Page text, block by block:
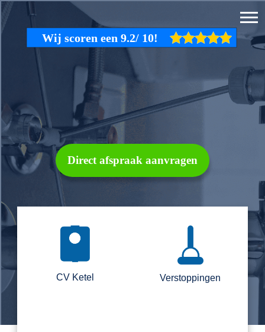
Direct afspraak aanvragen
CV Ketel Verstoppingen